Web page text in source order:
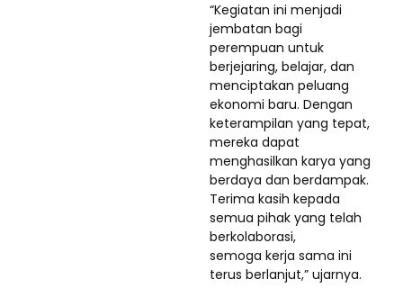
“Kegiatan ini menjadi
jembatan bagi
perempuan untuk
berjejaring, belajar, dan
menciptakan peluang
ekonomi baru. Dengan
keterampilan yang tepat,
mereka dapat
menghasilkan karya yang
berdaya dan berdampak.
Terima kasih kepada
semua pihak yang telah
berkolaborasi,
semoga kerja sama ini
terus berlanjut,” ujarnya.